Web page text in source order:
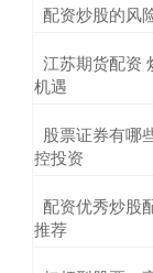
配资炒股的风
江苏期货配资
机遇
股票证券有哪
控投资
配资优秀炒股
推荐